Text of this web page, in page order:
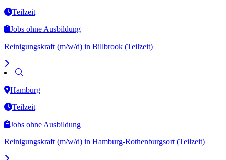
Teilzeit
Jobs ohne Ausbildung
Reinigungskraft (m/w/d) in Billbrook (Teilzeit)
Hamburg
Teilzeit
Jobs ohne Ausbildung
Reinigungskraft (m/w/d) in Hamburg-Rothenburgsort (Teilzeit)